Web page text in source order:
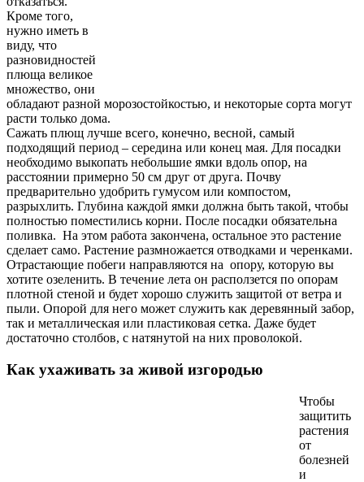
Кроме того,
нужно иметь в
виду, что
разновидностей
плюща великое
множество, они
обладают разной морозостойкостью, и некоторые сорта могут
расти только дома.
Сажать плющ лучше всего, конечно, весной, самый
подходящий период – середина или конец мая. Для посадки
необходимо выкопать небольшие ямки вдоль опор, на
расстоянии примерно 50 см друг от друга. Почву
предварительно удобрить гумусом или компостом,
разрыхлить. Глубина каждой ямки должна быть такой, чтобы
полностью поместились корни. После посадки обязательна
поливка. На этом работа закончена, остальное это растение
сделает само. Растение размножается отводками и черенками.
Отрастающие побеги направляются на опору, которую вы
хотите озеленить. В течение лета он расползется по опорам
плотной стеной и будет хорошо служить защитой от ветра и
пыли. Опорой для него может служить как деревянный забор,
так и металлическая или пластиковая сетка. Даже будет
достаточно столбов, с натянутой на них проволокой.
Как ухаживать за живой изгородью
Чтобы
защитить
растения
от
болезней
и